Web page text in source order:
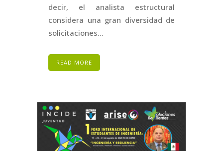
decir, el analista estructural
considera una gran diversidad de
solicitaciones...
READ MORE